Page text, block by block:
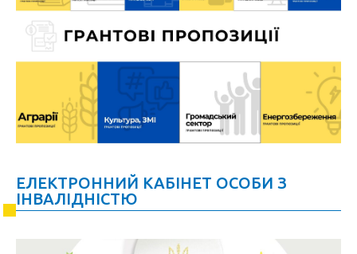
ЕЛЕКТРОННИЙ КАБІНЕТ ОСОБИ З
ІНВАЛІДНІСТЮ